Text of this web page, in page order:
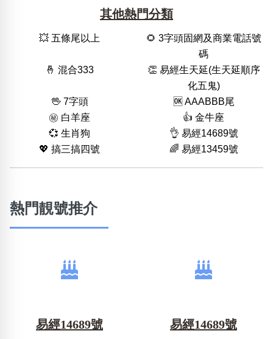
其他熱門分類
💥 五條尾以上
🌻 3字頭固網及商業電話號
碼
🤞 混合333
👏 易經生天延(生天延順序
化五鬼)
🖖 7字頭
🆗️ AAABBB尾
㊙️ 白羊座
👍 金牛座
💞 生肖狗
👌 易經14689號
💖 搞三搞四號
🌈 易經13459號
熱門靚號推介
易經14689號 易經14689號